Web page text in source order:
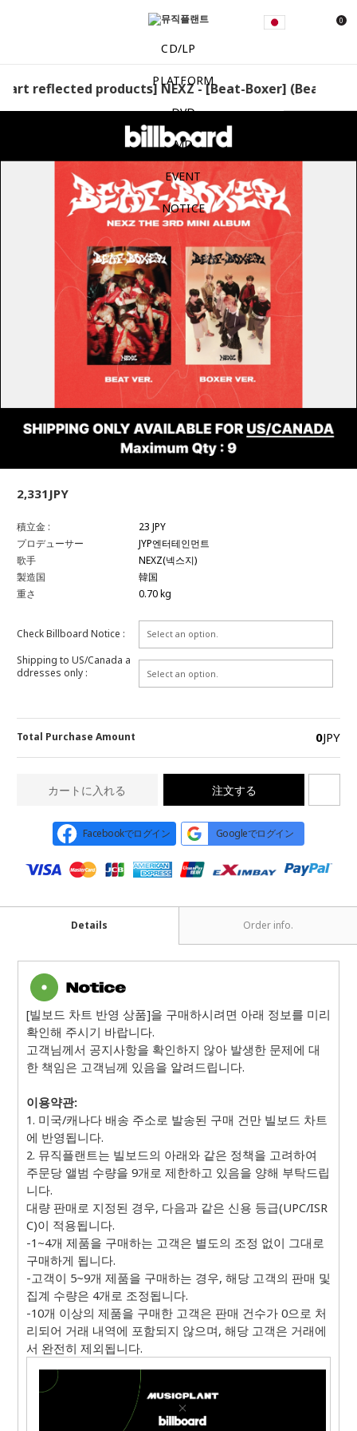
0
CD/LP
PLATFORM
DVD
MD
EVENT
NOTICE
reflected products] NEXZ - [Beat-Boxer] (Beat ver. /
2,331JPY
積立金 :
23 JPY
プロデューサー
JYP엔터테인먼트
歌手
NEXZ(넥스지)
製造国
韓国
重さ
0.70 kg
Check Billboard Notice :
Shipping to US/Canada a
ddresses only :
Total Purchase Amount 0JPY
カートに入れる 注文する
Facebookでログイン Googleでログイン
Details Order info.
[빌보드 차트 반영 상품]을 구매하시려면 아래 정보를 미리
확인해 주시기 바랍니다.
고객님께서 공지사항을 확인하지 않아 발생한 문제에 대
한 책임은 고객님께 있음을 알려드립니다.
이용약관:
1. 미국/캐나다 배송 주소로 발송된 구매 건만 빌보드 차트
에 반영됩니다.
2. 뮤직플랜트는 빌보드의 아래와 같은 정책을 고려하여
주문당 앨범 수량을 9개로 제한하고 있음을 양해 부탁드립
니다.
대량 판매로 지정된 경우, 다음과 같은 신용 등급(UPC/ISR
C)이 적용됩니다.
-1~4개 제품을 구매하는 고객은 별도의 조정 없이 그대로
구매하게 됩니다.
-고객이 5~9개 제품을 구매하는 경우, 해당 고객의 판매 및
집계 수량은 4개로 조정됩니다.
-10개 이상의 제품을 구매한 고객은 판매 건수가 0으로 처
리되어 거래 내역에 포함되지 않으며, 해당 고객은 거래에
서 완전히 제외됩니다.